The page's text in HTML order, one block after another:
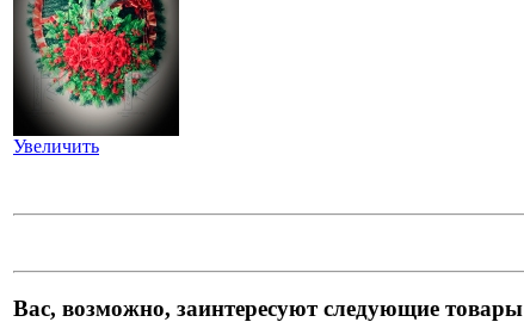
Увеличить
Вас, возможно, заинтересуют следующие товары